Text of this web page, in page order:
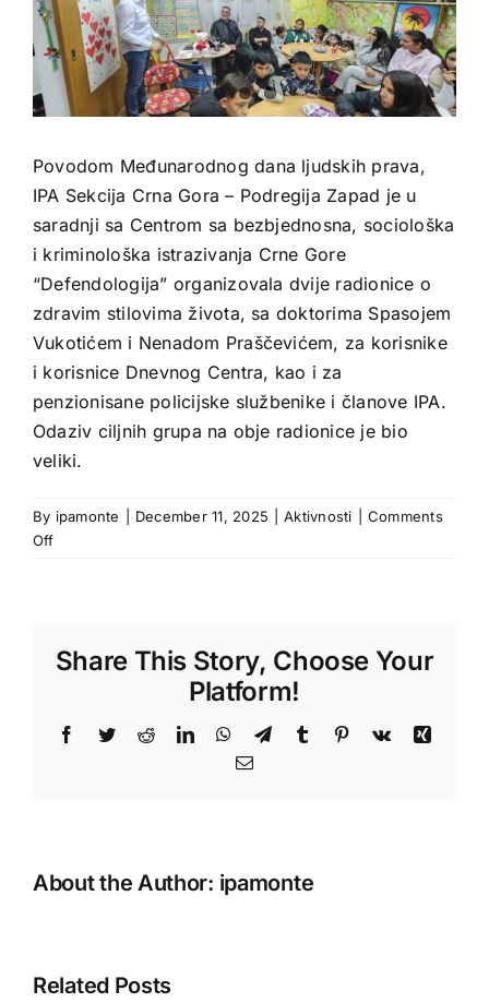
Povodom Međunarodnog dana ljudskih prava,
IPA Sekcija Crna Gora – Podregija Zapad je u
saradnji sa Centrom sa bezbjednosna, sociološka
i kriminološka istrazivanja Crne Gore
“Defendologija” organizovala dvije radionice o
zdravim stilovima života, sa doktorima Spasojem
Vukotićem i Nenadom Praščevićem, za korisnike
i korisnice Dnevnog Centra, kao i za
penzionisane policijske službenike i članove IPA.
Odaziv ciljnih grupa na obje radionice je bio
veliki.
By ipamonte December 11, 2025 Aktivnosti
Comments
Offon
Share This Story, Choose Your
Platform!
Facebook
TwitterRedditLinkedInWhatsApp
TelegramTumblr Pinterest
Vk
Xing
Email
About the Author: ipamonte
Related Posts